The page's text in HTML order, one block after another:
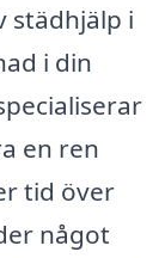
städhjälp i
i din
en ren
tid över
något